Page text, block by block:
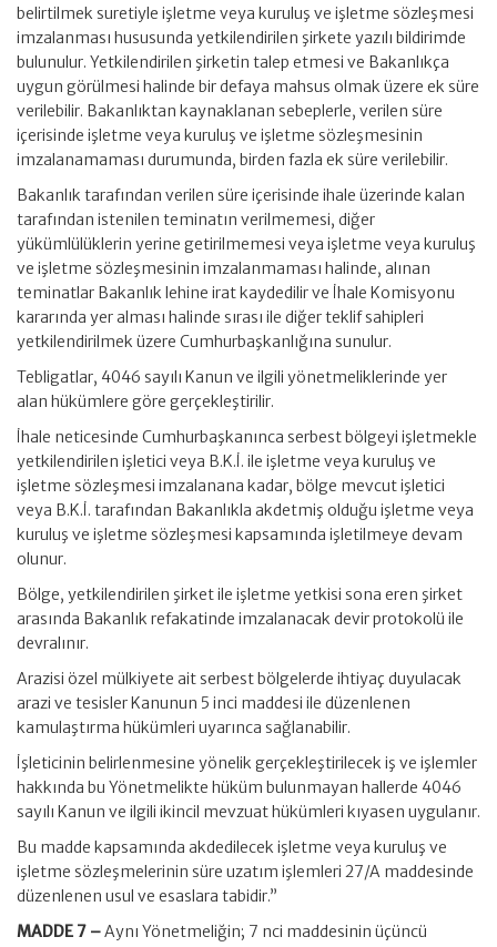
belirtilmek suretiyle işletme veya kuruluş ve işletme sözleşmesi
imzalanması hususunda yetkilendirilen şirkete yazılı bildirimde
bulunulur. Yetkilendirilen şirketin talep etmesi ve Bakanlıkça
uygun görülmesi halinde bir defaya mahsus olmak üzere ek süre
verilebilir. Bakanlıktan kaynaklanan sebeplerle, verilen süre
içerisinde işletme veya kuruluş ve işletme sözleşmesinin
imzalanamaması durumunda, birden fazla ek süre verilebilir.
Bakanlık tarafından verilen süre içerisinde ihale üzerinde kalan
tarafından istenilen teminatın verilmemesi, diğer
yükümlülüklerin yerine getirilmemesi veya işletme veya kuruluş
ve işletme sözleşmesinin imzalanmaması halinde, alınan
teminatlar Bakanlık lehine irat kaydedilir ve İhale Komisyonu
kararında yer alması halinde sırası ile diğer teklif sahipleri
yetkilendirilmek üzere Cumhurbaşkanlığına sunulur.
Tebligatlar, 4046 sayılı Kanun ve ilgili yönetmeliklerinde yer
alan hükümlere göre gerçekleştirilir.
İhale neticesinde Cumhurbaşkanınca serbest bölgeyi işletmekle
yetkilendirilen işletici veya B.K.İ. ile işletme veya kuruluş ve
işletme sözleşmesi imzalanana kadar, bölge mevcut işletici
veya B.K.İ. tarafından Bakanlıkla akdetmiş olduğu işletme veya
kuruluş ve işletme sözleşmesi kapsamında işletilmeye devam
olunur.
Bölge, yetkilendirilen şirket ile işletme yetkisi sona eren şirket
arasında Bakanlık refakatinde imzalanacak devir protokolü ile
devralınır.
Arazisi özel mülkiyete ait serbest bölgelerde ihtiyaç duyulacak
arazi ve tesisler Kanunun 5 inci maddesi ile düzenlenen
kamulaştırma hükümleri uyarınca sağlanabilir.
İşleticinin belirlenmesine yönelik gerçekleştirilecek iş ve işlemler
hakkında bu Yönetmelikte hüküm bulunmayan hallerde 4046
sayılı Kanun ve ilgili ikincil mevzuat hükümleri kıyasen uygulanır.
Bu madde kapsamında akdedilecek işletme veya kuruluş ve
işletme sözleşmelerinin süre uzatım işlemleri 27/A maddesinde
düzenlenen usul ve esaslara tabidir.”
MADDE 7 –Aynı Yönetmeliğin; 7 nci maddesinin üçüncü